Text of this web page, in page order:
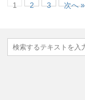
1 2 3 次へ »